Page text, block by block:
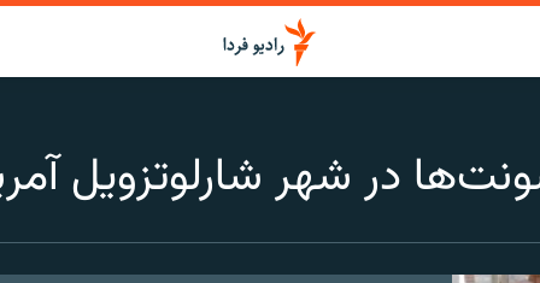
در شهر شارلوتزویل